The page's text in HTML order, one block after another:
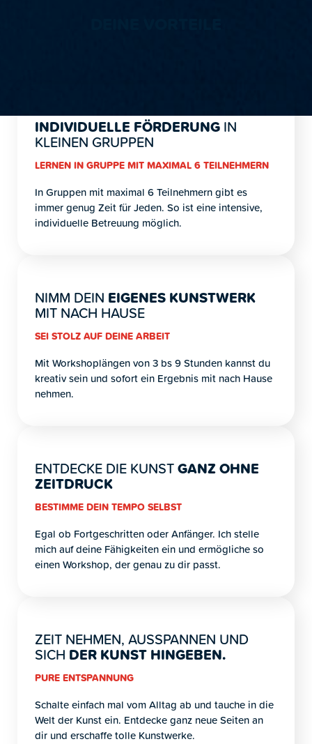
INDIVIDUELLE FÖRDERUNG IN
KLEINEN GRUPPEN
LERNEN IN GRUPPE MIT MAXIMAL 6 TEILNEHMERN
In Gruppen mit maximal 6 Teilnehmern gibt es
immer genug Zeit für Jeden. So ist eine intensive,
individuelle Betreuung möglich.
NIMM DEIN EIGENES KUNSTWERK
MIT NACH HAUSE
SEI STOLZ AUF DEINE ARBEIT
Mit Workshoplängen von 3 bs 9 Stunden kannst du
kreativ sein und sofort ein Ergebnis mit nach Hause
nehmen.
ENTDECKE DIE KUNSTGANZ OHNE
ZEITDRUCK
BESTIMME DEIN TEMPO SELBST
Egal ob Fortgeschritten oder Anfänger. Ich stelle
mich auf deine Fähigkeiten ein und ermögliche so
einen Workshop, der genau zu dir passt.
ZEIT NEHMEN, AUSSPANNEN UND
SICH DER KUNST HINGEBEN.
PURE ENTSPANNUNG
Schalte einfach mal vom Alltag ab und tauche in die
Welt der Kunst ein. Entdecke ganz neue Seiten an
dir und erschaffe tolle Kunstwerke.